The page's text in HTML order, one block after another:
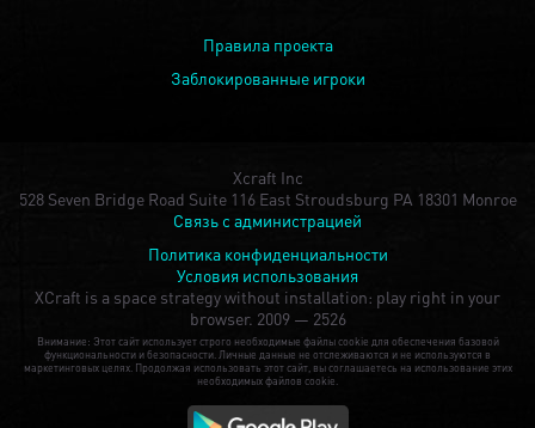
Правила проекта
Заблокированные игроки
Xcraft Inc
528 Seven Bridge Road Suite 116 East Stroudsburg PA 18301 Monroe
Связь с администрацией
Политика конфиденциальности
Условия использования
XCraft is a space strategy without installation: play right in your
browser. 2009 — 2526
Внимание: Этот сайт использует строго необходимые файлы cookie для обеспечения базовой
функциональности и безопасности. Личные данные не отслеживаются и не используются в
маркетинговых целях. Продолжая использовать этот сайт, вы соглашаетесь на использование этих
необходимых файлов cookie.